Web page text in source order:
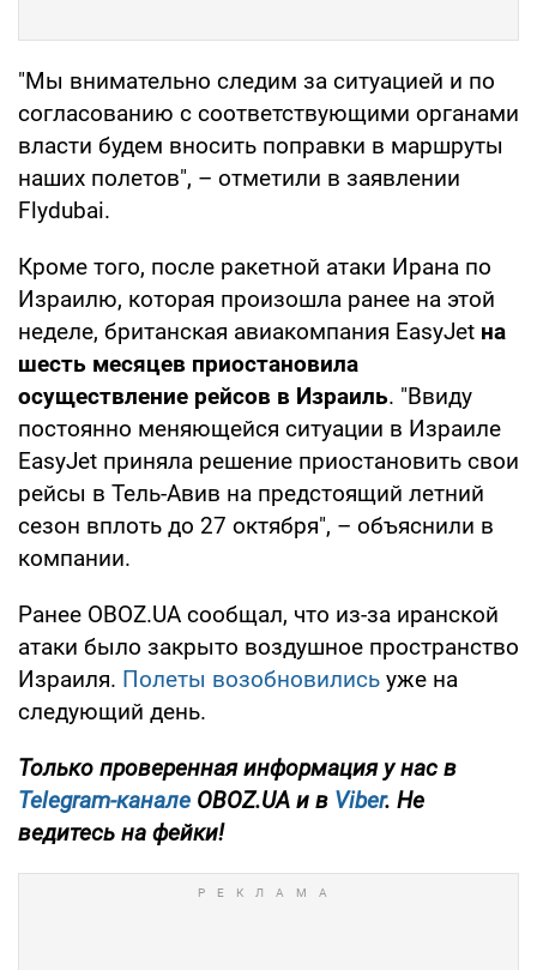
"Мы внимательно следим за ситуацией и по
согласованию с соответствующими органами
власти будем вносить поправки в маршруты
наших полетов", – отметили в заявлении
Flydubai.
Кроме того, после ракетной атаки Ирана по
Израилю, которая произошла ранее на этой
неделе, британская авиакомпания EasyJet на
шесть месяцев приостановила
осуществление рейсов в Израиль. "Ввиду
постоянно меняющейся ситуации в Израиле
EasyJet приняла решение приостановить свои
рейсы в Тель-Авив на предстоящий летний
сезон вплоть до 27 октября", – объяснили в
компании.
Ранее OBOZ.UA сообщал, что из-за иранской
атаки было закрыто воздушное пространство
Израиля. Полеты возобновились уже на
следующий день.
Только проверенная информация у нас в
Telegram-канале OBOZ.UA и в Viber. Не
ведитесь на фейки!